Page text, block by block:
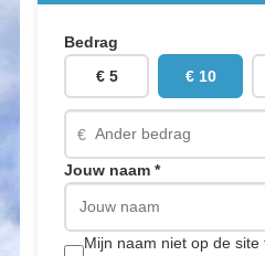
Bedrag
€ 5
€ 10
€
Jouw naam *
Mijn naam niet op de